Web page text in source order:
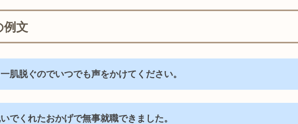
例文
肌脱ぐのでいつでも声をかけてください。
でくれたおかげで無事就職できました。